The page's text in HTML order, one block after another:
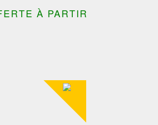
À PARTIR